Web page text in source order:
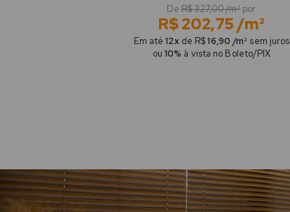
De R$ 327,00 /m² por
R$ 202,75 /m²
Em até12xde R$16,90 /m² sem juros
ou 10% à vista no Boleto/PIX